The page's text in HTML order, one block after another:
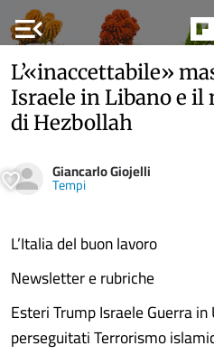
menu_open
L’«inaccettabile»
Israele in Libano e
di Hezbollah
Giancarlo Giojelli
Tempi
L’Italia del buon lavoro
Newsletter e rubriche
Esteri Trump Israele Guerra
perseguitati Terrorismo